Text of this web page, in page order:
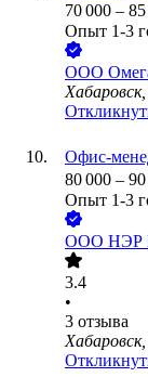
70 000 –
Опыт 1-3
ООО
Офис-
80 000 –
Опыт 1-3
ООО НЭР
3.4
•
3 отзыва